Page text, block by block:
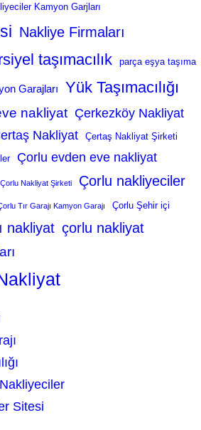
Kamyon Garjları
Nakliye Firmaları
taşımacılık parça eşya taşıma
Garajları Yük Taşımacılığı
nakliyat Çerkezköy Nakliyat
Nakliyat Çertaş Nakliyat Şirketi
Çorlu evden eve nakliyat
Çorlu Nakliyat Şirketi Çorlu nakliyeciler
Tır Garajı Kamyon Garajı Çorlu Şehir içi
nakliyat çorlu nakliyat
Sitesi